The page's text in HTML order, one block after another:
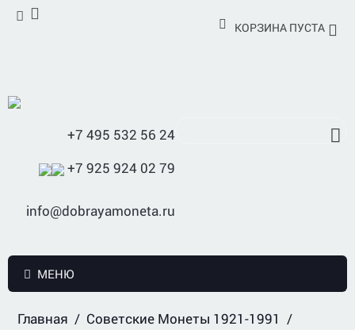
КОРЗИНА ПУСТА
+7 495 532 56 24
+7 925 924 02 79
info@dobrayamoneta.ru
МЕНЮ
Главная / Советские Монеты 1921-1991 /